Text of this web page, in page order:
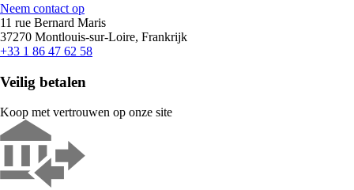
Neem contact op
11 rue Bernard Maris
37270 Montlouis-sur-Loire, Frankrijk
+33 1 86 47 62 58
Veilig betalen
Koop met vertrouwen op onze site